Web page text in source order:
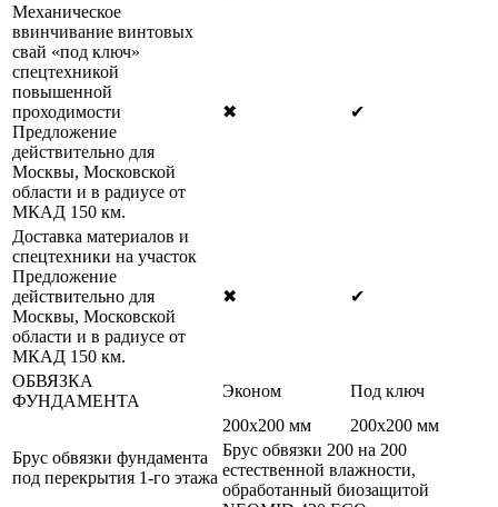
Механическое
ввинчивание винтовых
свай «под ключ»
спецтехникой
повышенной
проходимости
Предложение
действительно для
Москвы, Московской
области и в радиусе от
МКАД 150 км.
✖ ✔
Доставка материалов и
спецтехники на участок
Предложение
действительно для
Москвы, Московской
области и в радиусе от
МКАД 150 км.
✖ ✔
ОБВЯЗКА
ФУНДАМЕНТА
Эконом Под ключ
Брус обвязки фундамента
под перекрытия 1-го этажа
200х200 мм
200х200 мм
Брус обвязки 200 на 200
естественной влажности,
обработанный биозащитой